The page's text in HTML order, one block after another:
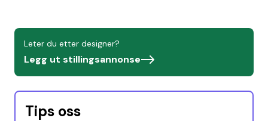
Leter du etter designer?
Legg ut stillingsannonse
Tips oss